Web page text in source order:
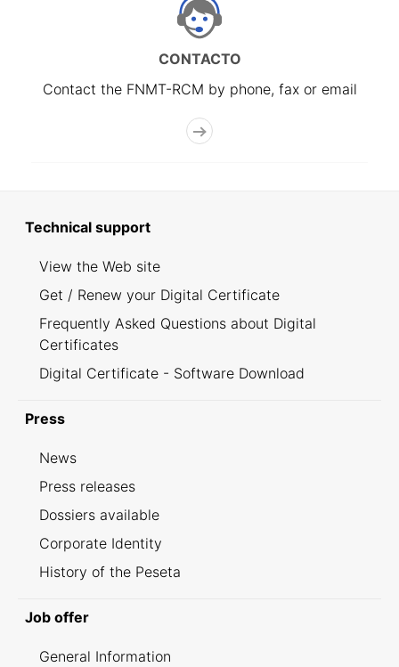
CONTACTO
Contact the FNMT-RCM by phone, fax or email
Technical support
View the Web site
Get / Renew your Digital Certificate
Frequently Asked Questions about Digital
Certificates
Digital Certificate - Software Download
Press
News
Press releases
Dossiers available
Corporate Identity
History of the Peseta
Job offer
General Information